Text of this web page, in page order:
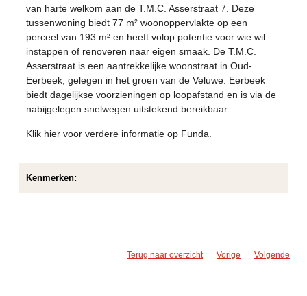
van harte welkom aan de T.M.C. Asserstraat 7. Deze
tussenwoning biedt 77 m² woonoppervlakte op een
perceel van 193 m² en heeft volop potentie voor wie wil
instappen of renoveren naar eigen smaak. De T.M.C.
Asserstraat is een aantrekkelijke woonstraat in Oud-
Eerbeek, gelegen in het groen van de Veluwe. Eerbeek
biedt dagelijkse voorzieningen op loopafstand en is via de
nabijgelegen snelwegen uitstekend bereikbaar.
Klik hier voor verdere informatie op Funda.
Kenmerken:
Terug naar overzicht Vorige Volgende